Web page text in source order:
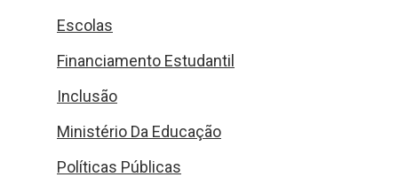
Escolas
Financiamento Estudantil
Inclusão
Ministério Da Educação
Políticas Públicas